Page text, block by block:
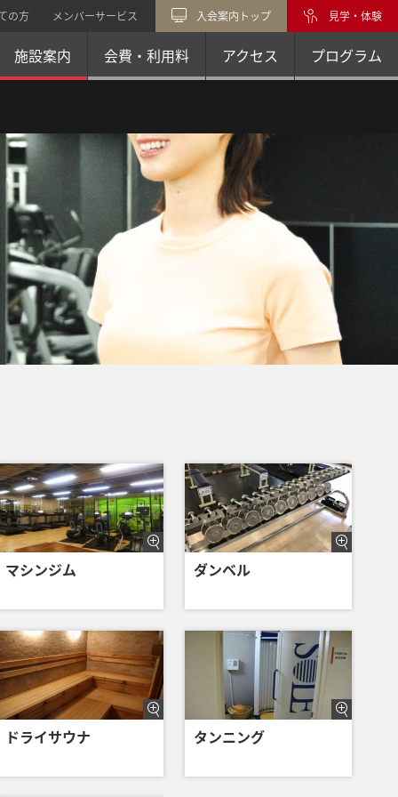
施設案内 会費・利用料 アクセス プログラム
の方 メンバーサービス 入会案内トップ 見学・体験
マシンジム ダンベル
ドライサウナ タンニング